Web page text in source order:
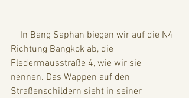
Richtung Bangkok ab, die
Fledermausstraße 4, wie wir sie
nennen. Das Wappen auf den
Straßenschildern sieht in seiner